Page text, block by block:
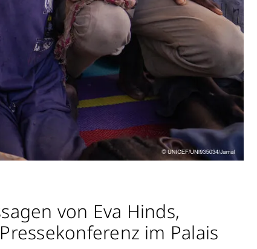
von Eva Hinds,
im Palais